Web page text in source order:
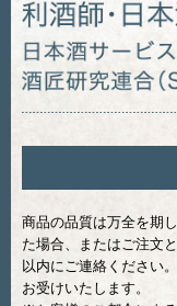
商品の品質は万全を期
た場合、またはご注文
以内にご連絡ください
お受けいたします。